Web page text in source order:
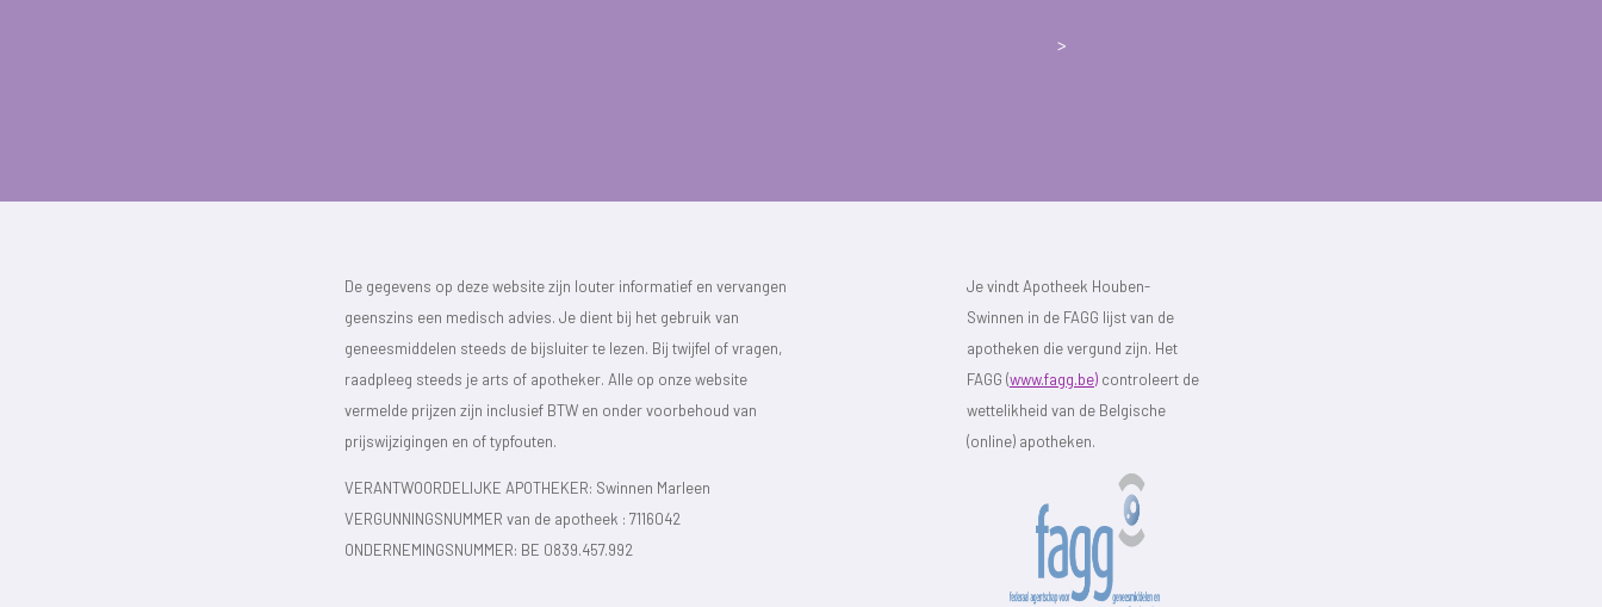
>
De gegevens op deze website zijn louter informatief en vervangen
geenszins een medisch advies. Je dient bij het gebruik van
geneesmiddelen steeds de bijsluiter te lezen. Bij twijfel of vragen,
raadpleeg steeds je arts of apotheker. Alle op onze website
vermelde prijzen zijn inclusief BTW en onder voorbehoud van
prijswijzigingen en of typfouten.
VERANTWOORDELIJKE APOTHEKER: Swinnen Marleen
VERGUNNINGSNUMMER van de apotheek : 7116042
ONDERNEMINGSNUMMER: BE 0839.457.992
Je vindt Apotheek Houben-
Swinnen in de FAGG lijst van de
apotheken die vergund zijn. Het
FAGG (www.fagg.be)controleert de
wettelikheid van de Belgische
(online) apotheken.